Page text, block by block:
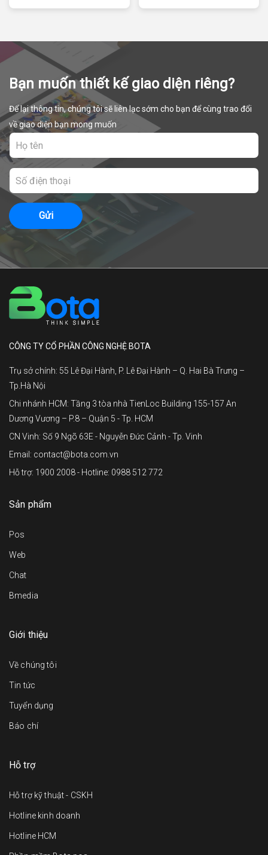
Bạn muốn thiết kế giao diện riêng?
Để lại thông tin, chúng tôi sẽ liên lạc sớm cho bạn để cùng trao đổi
về giao diện bạn mong muốn
Gửi
CÔNG TY CỔ PHẦN CÔNG NGHỆ BOTA
Trụ sở chính: 55 Lê Đại Hành, P. Lê Đại Hành – Q. Hai Bà Trưng –
Tp.Hà Nội
Chi nhánh HCM: Tầng 3 tòa nhà TienLoc Building 155-157 An
Dương Vương – P.8 – Quận 5 - Tp. HCM
CN Vinh: Số 9 Ngõ 63E - Nguyễn Đức Cảnh - Tp. Vinh
Email: contact@bota.com.vn
Hỗ trợ: 1900 2008 - Hotline: 0988 512 772
Sản phẩm
Pos
Web
Chat
Bmedia
Giới thiệu
Về chúng tôi
Tin tức
Tuyển dụng
Báo chí
Hỗ trợ
Hỗ trợ kỹ thuật - CSKH
Hotline kinh doanh
Hotline HCM